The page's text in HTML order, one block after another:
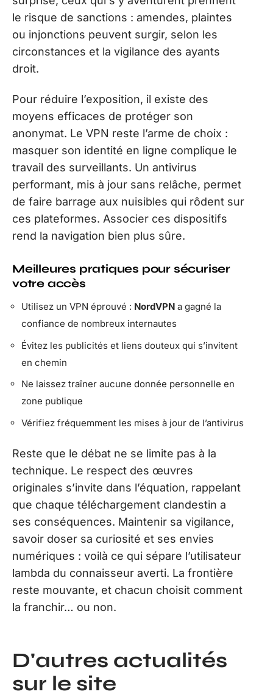
le risque de sanctions : amendes, plaintes
ou injonctions peuvent surgir, selon les
circonstances et la vigilance des ayants
droit.
Pour réduire l’exposition, il existe des
moyens efficaces de protéger son
anonymat. Le VPN reste l’arme de choix :
masquer son identité en ligne complique le
travail des surveillants. Un antivirus
performant, mis à jour sans relâche, permet
de faire barrage aux nuisibles qui rôdent sur
ces plateformes. Associer ces dispositifs
rend la navigation bien plus sûre.
Meilleures pratiques pour sécuriser
votre accès
Utilisez un VPN éprouvé : NordVPN a gagné la
confiance de nombreux internautes
Évitez les publicités et liens douteux qui s’invitent
en chemin
Ne laissez traîner aucune donnée personnelle en
zone publique
Vérifiez fréquemment les mises à jour de l’antivirus
Reste que le débat ne se limite pas à la
technique. Le respect des œuvres
originales s’invite dans l’équation, rappelant
que chaque téléchargement clandestin a
ses conséquences. Maintenir sa vigilance,
savoir doser sa curiosité et ses envies
numériques : voilà ce qui sépare l’utilisateur
lambda du connaisseur averti. La frontière
reste mouvante, et chacun choisit comment
la franchir… ou non.
D'autres actualités
sur le site